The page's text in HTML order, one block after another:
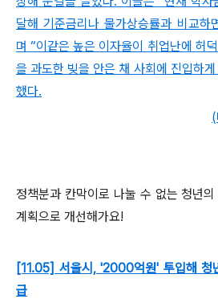
달해 기준금리나 물가상승률과 비교하
며 “이같은 높은 이자율이 취업난에 허
을 과도한 빚을 안은 채 사회에 진입하
했다.
정책분과 칸막이로 나눌 수 없는 청년
계획으로 개선해가요!
[11.05] 서울시, '2000억원' 투입해
급